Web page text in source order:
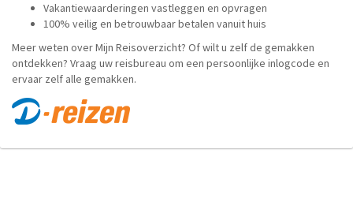
Vakantiewaarderingen vastleggen en opvragen
100% veilig en betrouwbaar betalen vanuit huis
Meer weten over Mijn Reisoverzicht? Of wilt u zelf de gemakken
ontdekken? Vraag uw reisbureau om een persoonlijke inlogcode en
ervaar zelf alle gemakken.